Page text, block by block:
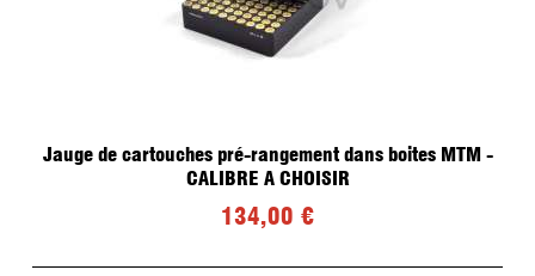
Jauge de cartouches pré-rangement dans boites MTM -
CALIBRE A CHOISIR
134,00 €